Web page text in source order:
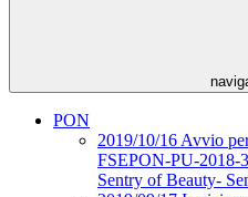
PON
2019/10/16 Avvio
FSEPON-PU-2018-
Sentry of Beauty-